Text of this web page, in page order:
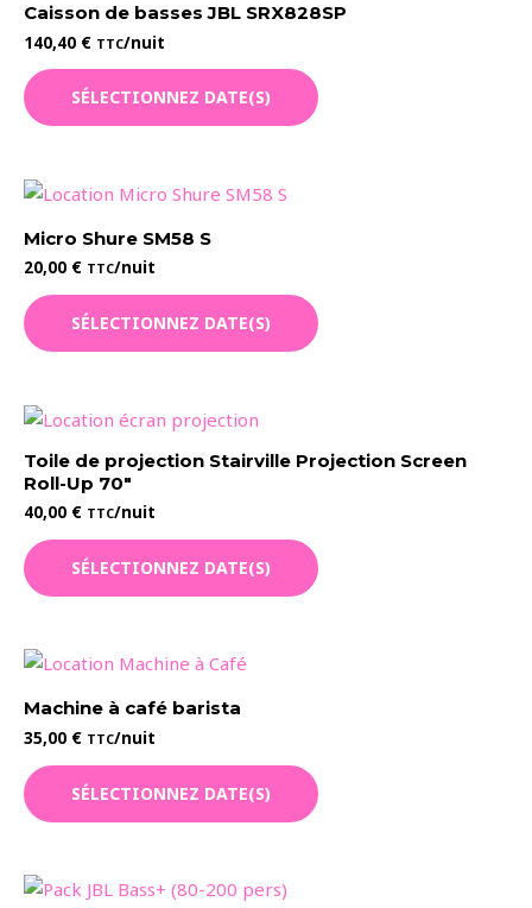
Caisson de basses JBL SRX828SP
140,40 € TTC/nuit
SÉLECTIONNEZ DATE(S)
Micro Shure SM58 S
20,00 € TTC/nuit
SÉLECTIONNEZ DATE(S)
Toile de projection Stairville Projection Screen
Roll-Up 70″
40,00 € TTC/nuit
SÉLECTIONNEZ DATE(S)
Machine à café barista
35,00 € TTC/nuit
SÉLECTIONNEZ DATE(S)